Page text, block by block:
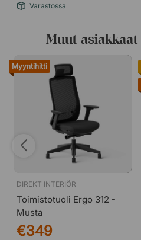
Varastossa
Muut
Myyntihitti
DIREKT INTERIÖR
Toimistotuoli Ergo 312 -
Musta
€349